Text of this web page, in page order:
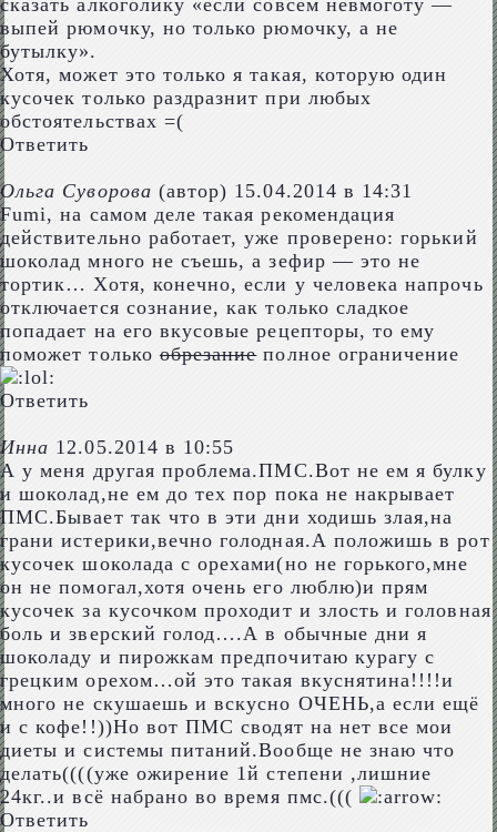
сказать алкоголику «если совсем невмоготу —
выпей рюмочку, но только рюмочку, а не
бутылку».
Хотя, может это только я такая, которую один
кусочек только раздразнит при любых
обстоятельствах =(
Ответить
Ольга Суворова (автор) 15.04.2014 в 14:31
Fumi, на самом деле такая рекомендация
действительно работает, уже проверено: горький
шоколад много не съешь, а зефир — это не
тортик… Хотя, конечно, если у человека напрочь
отключается сознание, как только сладкое
попадает на его вкусовые рецепторы, то ему
поможет толькообрезаниеполное ограничение
Ответить
Инна 12.05.2014 в 10:55
А у меня другая проблема.ПМС.Вот не ем я булку
и шоколад,не ем до тех пор пока не накрывает
ПМС.Бывает так что в эти дни ходишь злая,на
грани истерики,вечно голодная.А положишь в рот
кусочек шоколада с орехами(но не горького,мне
он не помогал,хотя очень его люблю)и прям
кусочек за кусочком проходит и злость и головная
боль и зверский голод….А в обычные дни я
шоколаду и пирожкам предпочитаю курагу с
грецким орехом…ой это такая вкуснятина!!!!и
много не скушаешь и вскусно ОЧЕНЬ,а если ещё
и с кофе!!))Но вот ПМС сводят на нет все мои
диеты и системы питаний.Вообще не знаю что
делать((((уже ожирение 1й степени ,лишние
24кг..и всё набрано во время пмс.(((
Ответить